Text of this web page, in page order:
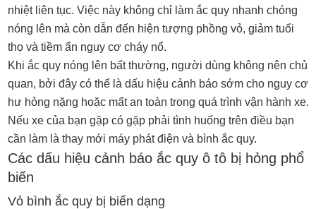
nhiệt liên tục. Việc này không chỉ làm ắc quy nhanh chóng
nóng lên mà còn dẫn đến hiện tượng phồng vỏ, giảm tuổi
thọ và tiềm ẩn nguy cơ cháy nổ.
Khi ắc quy nóng lên bất thường, người dùng không nên chủ
quan, bởi đây có thể là dấu hiệu cảnh báo sớm cho nguy cơ
hư hỏng nặng hoặc mất an toàn trong quá trình vận hành xe.
Nếu xe của bạn gặp có gặp phải tình huống trên điều bạn
cần làm là thay mới máy phát điện và bình ắc quy.
Các dấu hiệu cảnh báo ắc quy ô tô bị hỏng phổ
biến
Vỏ bình ắc quy bị biến dạng